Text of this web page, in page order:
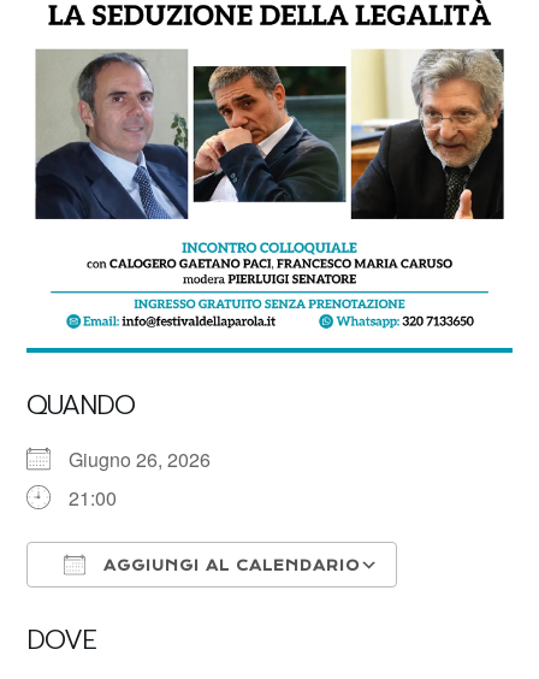
QUANDO
Giugno 26, 2026
21:00
AGGIUNGI AL CALENDARIO
DOVE